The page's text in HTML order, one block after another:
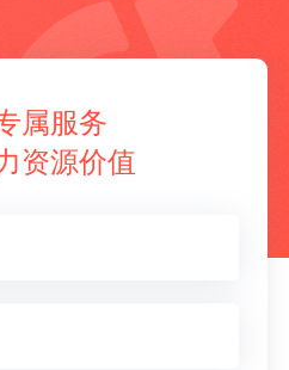
属服务
资源价值